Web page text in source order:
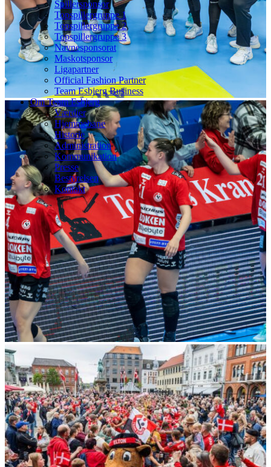
Spillersponsor
Topspillergruppe 1
Topspillergruppe 2
Topspillergruppe 3
Navnesponsorat
Maskotsponsor
Ligapartner
Official Fashion Partner
Team Esbjerg Business
Om Team Esbjerg
Værdier
Hjemmebane
Historie
Administration
Kommunikation
Presse
Bestyrelsen
Kontakt